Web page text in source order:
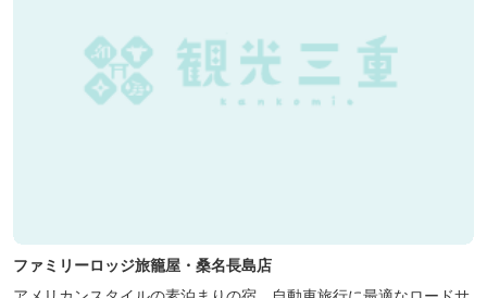
ファミリーロッジ旅籠屋・桑名長島店